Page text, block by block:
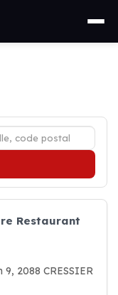
Restaurant
2088 CRESSIER